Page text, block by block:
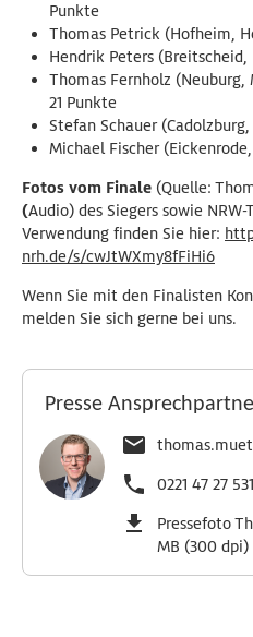
Punkte
Thomas Petrick (Hofheim,
Hendrik Peters
Thomas Fernholz
21 Punkte
Stefan Schauer
Michael Fischer
Fotos vom Finale (Quelle:
(Audio) des Siegers sowie
Verwendung finden Sie hier:
nrh.de/s/cwJtWXmy8fFiHi6
Wenn Sie mit den Finalisten
melden Sie sich gerne bei uns.
Presse
0221 47 27 531
Pressefoto
MB (300 dpi)